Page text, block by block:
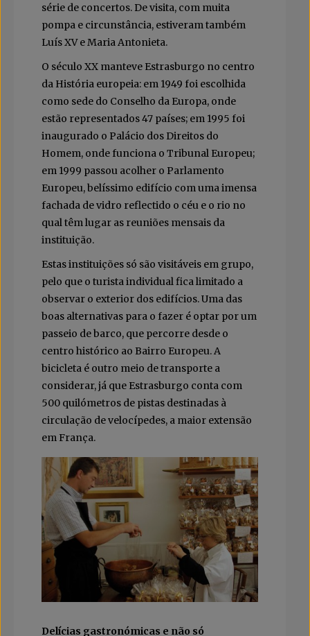
série de concertos. De visita, com muita
pompa e circunstância, estiveram também
Luís XV e Maria Antonieta.
O século XX manteve Estrasburgo no centro
da História europeia: em 1949 foi escolhida
como sede do Conselho da Europa, onde
estão representados 47 países; em 1995 foi
inaugurado o Palácio dos Direitos do
Homem, onde funciona o Tribunal Europeu;
em 1999 passou acolher o Parlamento
Europeu, belíssimo edifício com uma imensa
fachada de vidro reflectido o céu e o rio no
qual têm lugar as reuniões mensais da
instituição.
Estas instituições só são visitáveis em grupo,
pelo que o turista individual fica limitado a
observar o exterior dos edifícios. Uma das
boas alternativas para o fazer é optar por um
passeio de barco, que percorre desde o
centro histórico ao Bairro Europeu. A
bicicleta é outro meio de transporte a
considerar, já que Estrasburgo conta com
500 quilómetros de pistas destinadas à
circulação de velocípedes, a maior extensão
em França.
Delícias gastronómicas e não só